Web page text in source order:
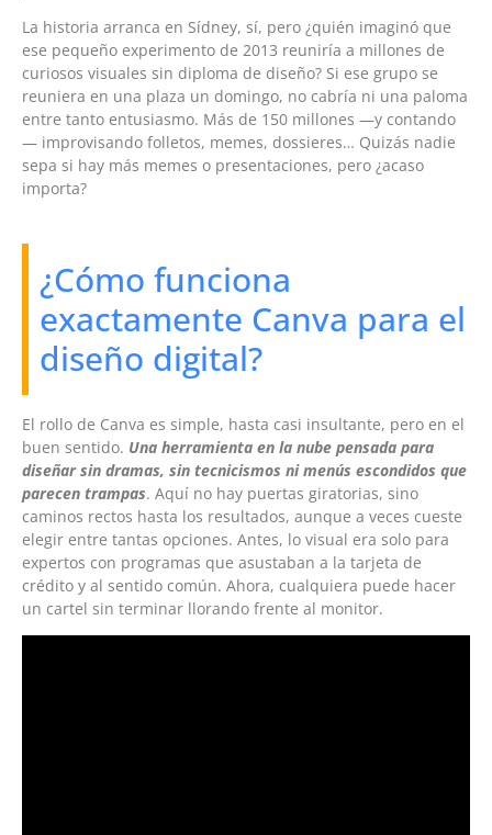
La historia arranca en Sídney, sí, pero ¿quién imaginó que
ese pequeño experimento de 2013 reuniría a millones de
curiosos visuales sin diploma de diseño? Si ese grupo se
reuniera en una plaza un domingo, no cabría ni una paloma
entre tanto entusiasmo. Más de 150 millones —y contando
— improvisando folletos, memes, dossieres… Quizás nadie
sepa si hay más memes o presentaciones, pero ¿acaso
importa?
¿Cómo funciona
exactamente Canva para el
diseño digital?
El rollo de Canva es simple, hasta casi insultante, pero en el
buen sentido. Una herramienta en la nube pensada para
diseñar sin dramas, sin tecnicismos ni menús escondidos que
parecen trampas. Aquí no hay puertas giratorias, sino
caminos rectos hasta los resultados, aunque a veces cueste
elegir entre tantas opciones. Antes, lo visual era solo para
expertos con programas que asustaban a la tarjeta de
crédito y al sentido común. Ahora, cualquiera puede hacer
un cartel sin terminar llorando frente al monitor.